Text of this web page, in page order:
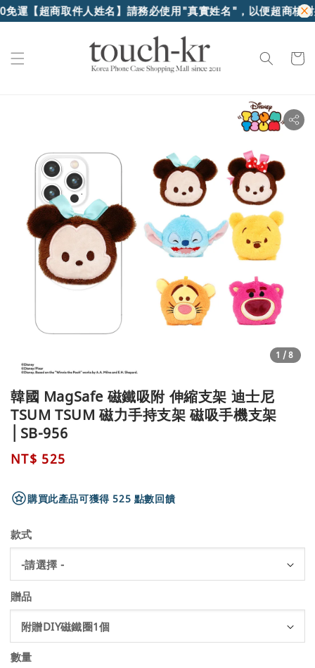
【超商取件人姓名】請務必使用"真實姓名"，以便超商核對身
1 /8
韓國 MagSafe 磁鐵吸附 伸縮支架 迪士尼
TSUM TSUM 磁力手持支架 磁吸手機支架
│SB-956
Regular
NT$ 525
購買此產品可獲得 525 點數回饋
款式
贈品
數量